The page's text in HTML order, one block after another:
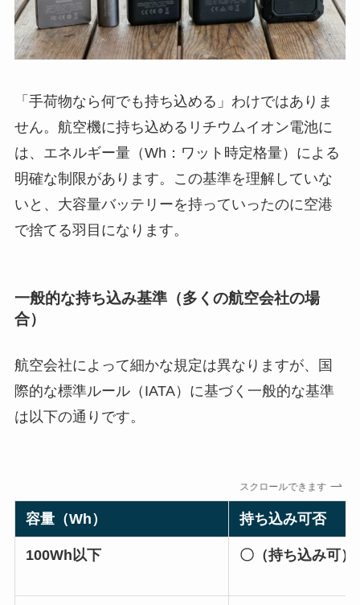
「手荷物なら何でも持ち込める」わけではありま
せん。航空機に持ち込めるリチウムイオン電池に
は、エネルギー量（Wh：ワット時定格量）による
明確な制限があります。この基準を理解していな
いと、大容量バッテリーを持っていったのに空港
で捨てる羽目になります。
一般的な持ち込み基準（多くの航空会社の場
合）
航空会社によって細かな規定は異なりますが、国
際的な標準ルール（IATA）に基づく一般的な基準
は以下の通りです。
スクロールできます
容量（Wh） 持ち込み可否
100Wh以下 〇（持ち込み可）